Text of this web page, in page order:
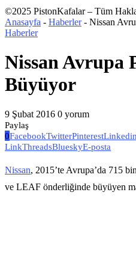
©2025 PistonKafalar – Tüm
Anasayfa - Haberler- Nissan
Haberler
Nissan Avrupa
Büyüyor
9 Şubat 2016 0 yorum
Paylaş
0FacebookTwitterPinterestLinkedin
LinkThreadsBlueskyE-posta
Nissan, 2015’te Avrupa’da 715
ve LEAF önderliğinde büyüyen